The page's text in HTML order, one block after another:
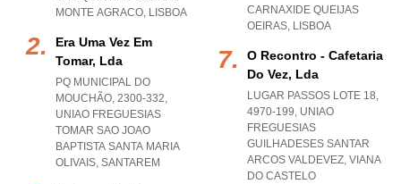
MONTE AGRACO, LISBOA
Era Uma Vez Em
Tomar, Lda
PQ MUNICIPAL DO
MOUCHÃO, 2300-332,
UNIAO FREGUESIAS
TOMAR SAO JOAO
BAPTISTA SANTA MARIA
OLIVAIS, SANTAREM
CARNAXIDE QUEIJAS
OEIRAS, LISBOA
O Recontro - Cafetaria
Do Vez, Lda
LUGAR PASSOS LOTE 18,
4970-199, UNIAO
FREGUESIAS
GUILHADESES SANTAR
ARCOS VALDEVEZ, VIANA
DO CASTELO